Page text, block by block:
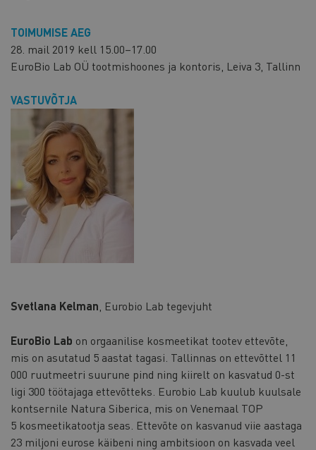
TOIMUMISE AEG
28. mail 2019 kell 15.00–17.00
EuroBio Lab OÜ tootmishoones ja kontoris, Leiva 3, Tallinn
VASTUVÕTJA
Svetlana Kelman , Eurobio Lab tegevjuht
EuroBio Lab on orgaanilise kosmeetikat tootev ettevõte,
mis on asutatud 5 aastat tagasi. Tallinnas on ettevõttel 11
000 ruutmeetri suurune pind ning kiirelt on kasvatud 0-st
ligi 300 töötajaga ettevõtteks. Eurobio Lab kuulub kuulsale
kontsernile Natura Siberica, mis on Venemaal TOP
5 kosmeetikatootja seas. Ettevõte on kasvanud viie aastaga
23 miljoni eurose käibeni ning ambitsioon on kasvada veel